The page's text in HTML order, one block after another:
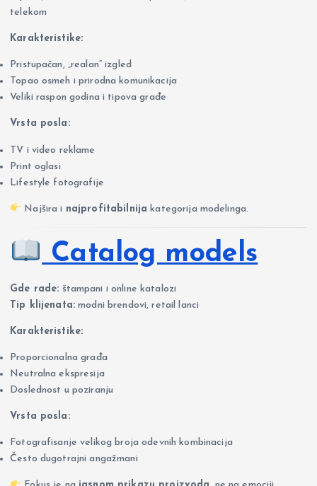
telekom
Karakteristike:
Pristupačan, „realan“ izgled
Topao osmeh i prirodna komunikacija
Veliki raspon godina i tipova građe
Vrsta posla:
TV i video reklame
Print oglasi
Lifestyle fotografije
Najšira i najprofitabilnija kategorija modelinga.
Catalog models
Gde rade: štampani i online katalozi
Tip klijenata: modni brendovi, retail lanci
Karakteristike:
Proporcionalna građa
Neutralna ekspresija
Doslednost u poziranju
Vrsta posla:
Fotografisanje velikog broja odevnih kombinacija
Često dugotrajni angažmani